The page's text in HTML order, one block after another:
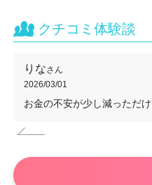
クチコミ体験談
りなさん
2026/03/01
お金の不安が少し減っただ